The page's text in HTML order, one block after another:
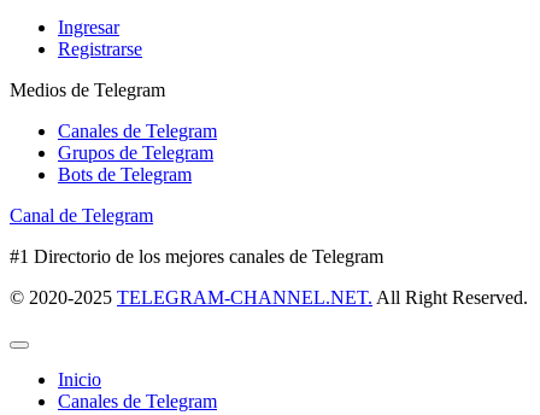
Ingresar
Registrarse
Medios de Telegram
Canales de Telegram
Grupos de Telegram
Bots de Telegram
Canal de Telegram
#1 Directorio de los mejores canales de Telegram
© 2020-2025 TELEGRAM-CHANNEL.NET. All Right Reserved.
Inicio
Canales de Telegram